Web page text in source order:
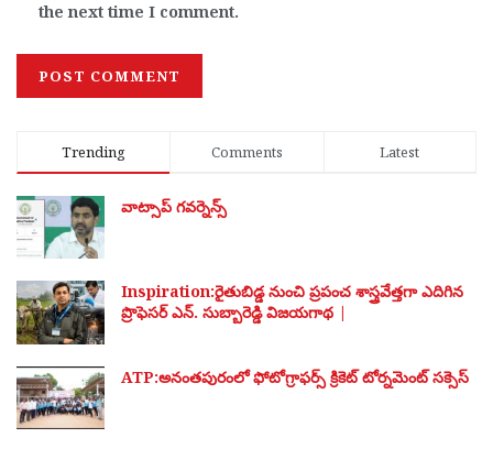
the next time I comment.
Trending Comments Latest
వాట్సాప్ గవర్నెన్స్
Inspiration:రైతుబిడ్డ నుంచి ప్రపంచ శాస్త్రవేత్తగా ఎదిగిన
ప్రొఫెసర్ ఎన్. సుబ్బారెడ్డి విజయగాథ |
ATP:అనంతపురంలో ఫోటోగ్రాఫర్స్ క్రికెట్ టోర్నమెంట్ సక్సెస్